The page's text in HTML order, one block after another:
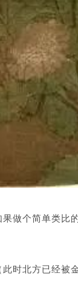
做个简单类
此时北方已经被